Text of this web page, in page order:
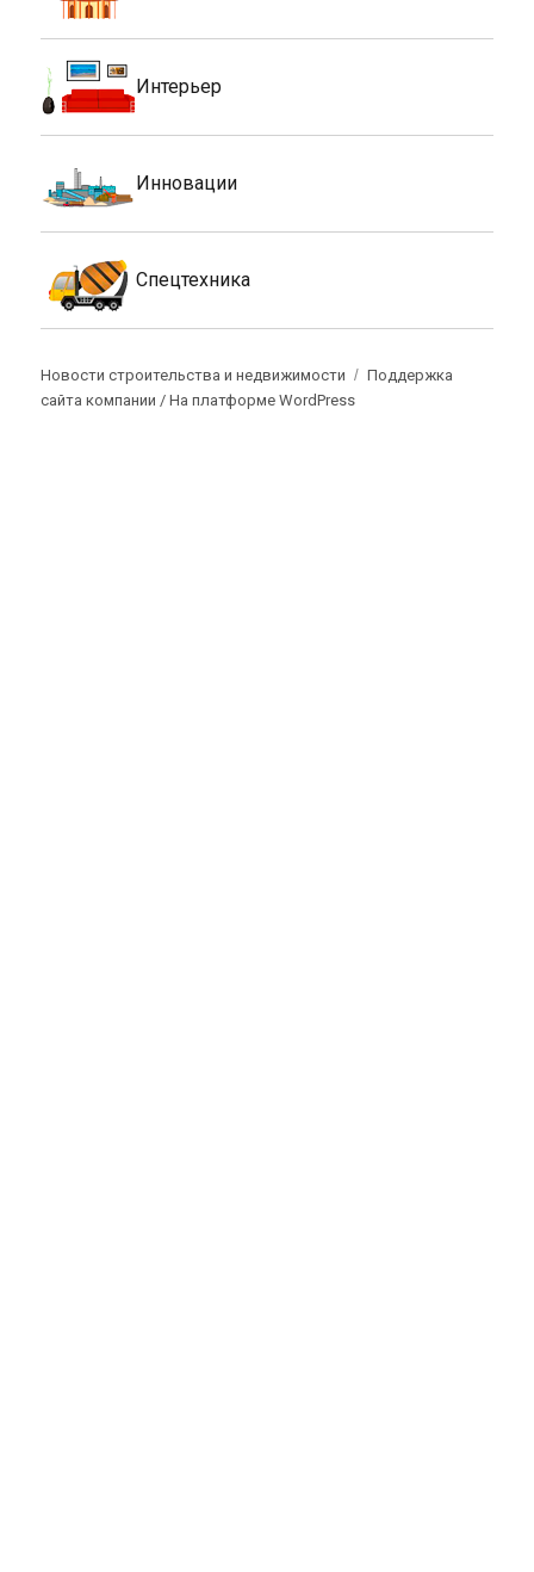
Интерьер
Инновации
Спецтехника
Новости строительства и недвижимости
Поддержка
сайта компании /На платформе WordPress